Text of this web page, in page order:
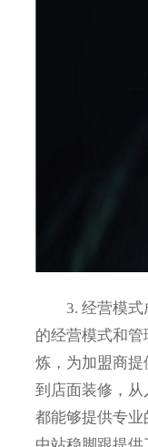
3. 经营模式
的经营模式和
炼，为加盟商
到店面装修，
都能够提供专